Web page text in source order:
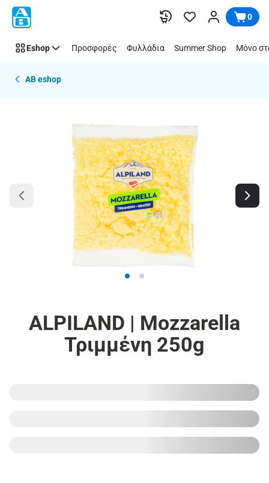
Παράλειψη 0
Eshop Προσφορές Φυλλάδια Summer Shop Μόνο
AB eshop
ALPILAND | Mozzarella
Τριμμένη 250g